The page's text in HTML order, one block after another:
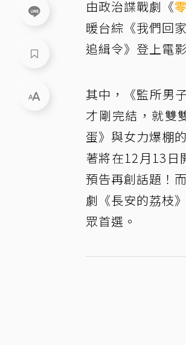
由政治諜戰劇《
暖台綜《我們回
追緝令》登上電
其中，《監所男
才剛完結，就雙
蛋》與女力爆棚
著將在12月13日
預告再創話題！
劇《長安的荔枝
眾首選。